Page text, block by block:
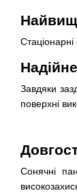
Завдяки
поверхні
Сонячні